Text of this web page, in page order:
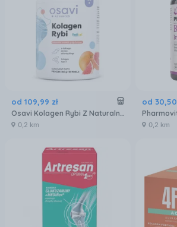
od 109,99 zł
Osavi Kolagen Rybi Z Naturalnym Aromatem Grejpfrutowym 360g
0,2 km
od 30,50
0,2 km